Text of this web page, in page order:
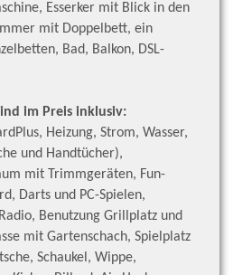
Esserker mit Blick in den
mit Doppelbett, ein
Bad, Balkon, DSL-
im Preis inklusiv:
Heizung, Strom, Wasser,
und Handtücher),
mit Trimmgeräten, Fun-
Darts und PC-Spielen,
Benutzung Grillplatz und
mit Gartenschach, Spielplatz
Schaukel, Wippe,